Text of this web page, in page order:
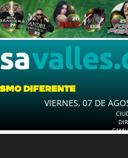
VIERNES, 07 DE